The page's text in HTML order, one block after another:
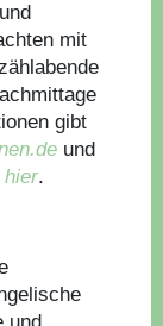
mit
gibt
und
hier.